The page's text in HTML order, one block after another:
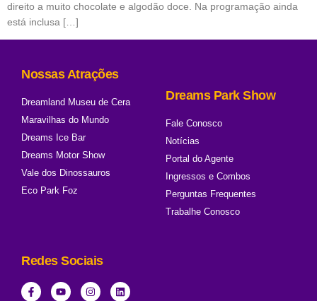
direito a muito chocolate e algodão doce. Na programação ainda
está inclusa […]
Nossas Atrações
Dreamland Museu de Cera
Maravilhas do Mundo
Dreams Ice Bar
Dreams Motor Show
Vale dos Dinossauros
Eco Park Foz
Dreams Park Show
Fale Conosco
Notícias
Portal do Agente
Ingressos e Combos
Perguntas Frequentes
Trabalhe Conosco
Redes Sociais